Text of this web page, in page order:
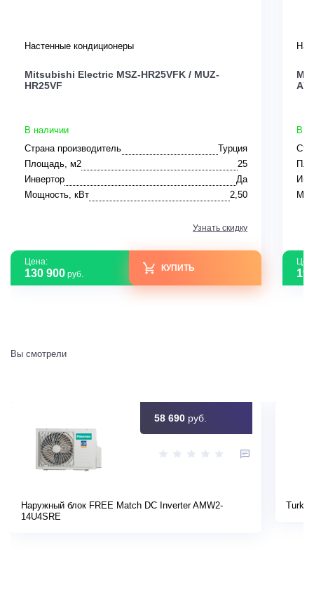
Настенные кондиционеры
Mitsubishi Electric MSZ-HR25VFK / MUZ-
HR25VF
В наличии
Страна производитель
Турция
Площадь, м2
25
Инвертор
Да
Мощность, кВт
2,50
Узнать скидку
Цена:
130 900 руб.
КУПИТЬ
В
Вы смотрели
58 690 руб.
Наружный блок FREE Match DC Inverter AMW2-
14U4SRE